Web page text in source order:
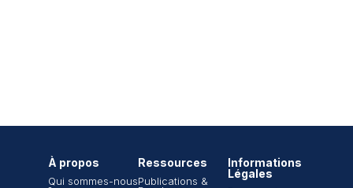
À propos
Qui sommes-nous
Ressources
Publications &
Informations
Légales